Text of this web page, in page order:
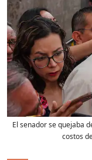
El senador se quejaba
costos